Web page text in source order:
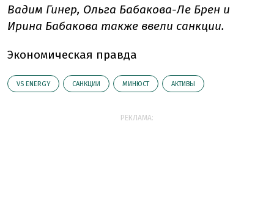
Вадим Гинер, Ольга Бабакова-Ле Брен и
Ирина Бабакова также ввели санкции.
Экономическая правда
VS ENERGY САНКЦИИ МИНЮСТ АКТИВЫ
РЕКЛАМА: